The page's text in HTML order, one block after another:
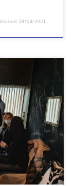
28/04/2021
okviru projekta
razvoju“, koji
and Advocacy for
unije, a provodi